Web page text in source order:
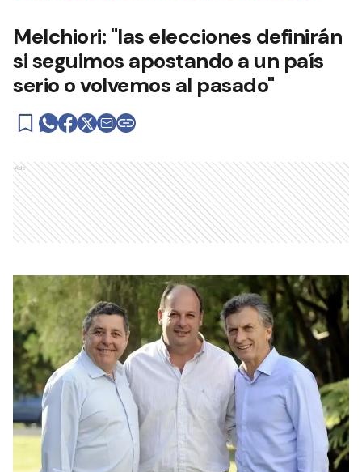
Melchiori: "las elecciones definirán
si seguimos apostando a un país
serio o volvemos al pasado"
Ads